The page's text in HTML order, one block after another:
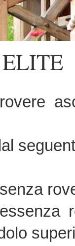
rovere
rovere
noce
ad